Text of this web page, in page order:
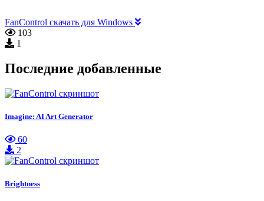
FanControl скачать для Windows
103
1
Последние добавленные
Imagine: AI Art Generator
60
2
Brightness